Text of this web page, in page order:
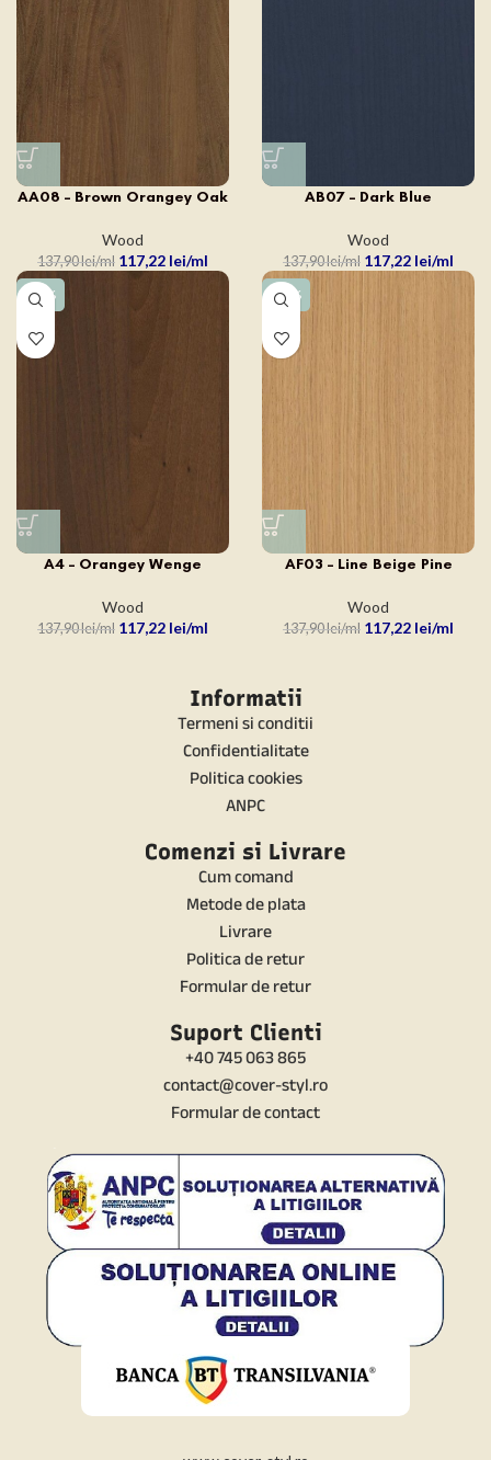
AA08 – Brown Orangey Oak
Wood
137,90lei 117,22 lei
AB07 – Dark Blue
Wood
137,90lei 117,22 lei
-15%
A4 – Orangey Wenge
Wood
137,90lei 117,22 lei
-15%
AF03 – Line Beige Pine
Wood
137,90lei 117,22 lei
Informatii
Termeni si conditii
Confidentialitate
Politica cookies
ANPC
Comenzi si Livrare
Cum comand
Metode de plata
Livrare
Politica de retur
Formular de retur
Suport Clienti
+40 745 063 865
contact@cover-styl.ro
Formular de contact